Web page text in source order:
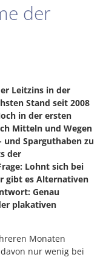
der
Leitzins in der
Stand seit 2008
in der ersten
Mitteln und Wegen
Sparguthaben zu
der
Lohnt sich bei
gibt es Alternativen
Genau
plakativen
Monaten
nur wenig bei